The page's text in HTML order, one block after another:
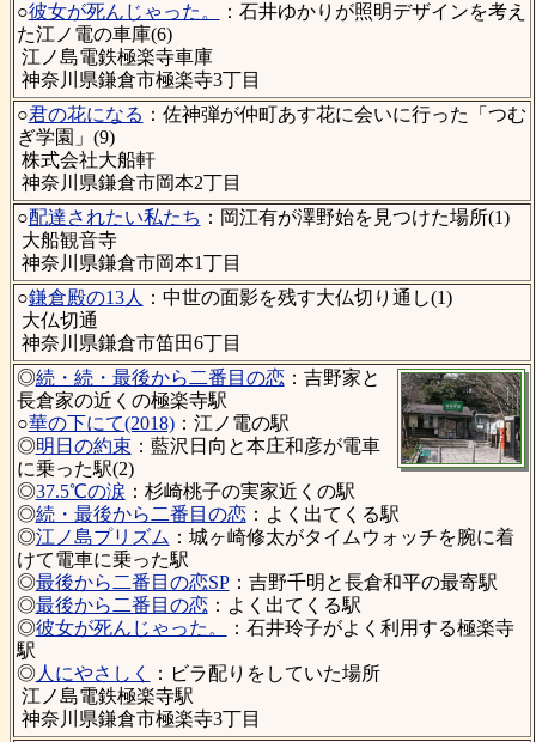
○彼女が死んじゃった。
：石井ゆかりが照明デザインを考え
た江ノ電の車庫(6)
江ノ島電鉄極楽寺車庫
神奈川県鎌倉市極楽寺3丁目
○君の花になる ：佐神弾が仲町あす花に会いに行った「つむ
ぎ学園」(9)
株式会社大船軒
神奈川県鎌倉市岡本2丁目
○配達されたい私たち ：岡江有が澤野始を見つけた場所(1)
大船観音寺
神奈川県鎌倉市岡本1丁目
○鎌倉殿の13人
：中世の面影を残す大仏切り通し(1)
大仏切通
神奈川県鎌倉市笛田6丁目
◎続・続・最後から二番目の恋：吉野家と
長倉家の近くの極楽寺駅
○華の下にて(2018)：江ノ電の駅
◎明日の約束 ：藍沢日向と本庄和彦が電車
に乗った駅(2)
◎37.5℃の涙 ：杉崎桃子の実家近くの駅
◎続・最後から二番目の恋：よく出てくる駅
◎江ノ島プリズム ：城ヶ崎修太がタイムウォッチを腕に着
けて電車に乗った駅
◎最後から二番目の恋SP：吉野千明と長倉和平の最寄駅
◎最後から二番目の恋：よく出てくる駅
◎彼女が死んじゃった。
：石井玲子がよく利用する極楽寺
駅
◎人にやさしく
：ビラ配りをしていた場所
江ノ島電鉄極楽寺駅
神奈川県鎌倉市極楽寺3丁目